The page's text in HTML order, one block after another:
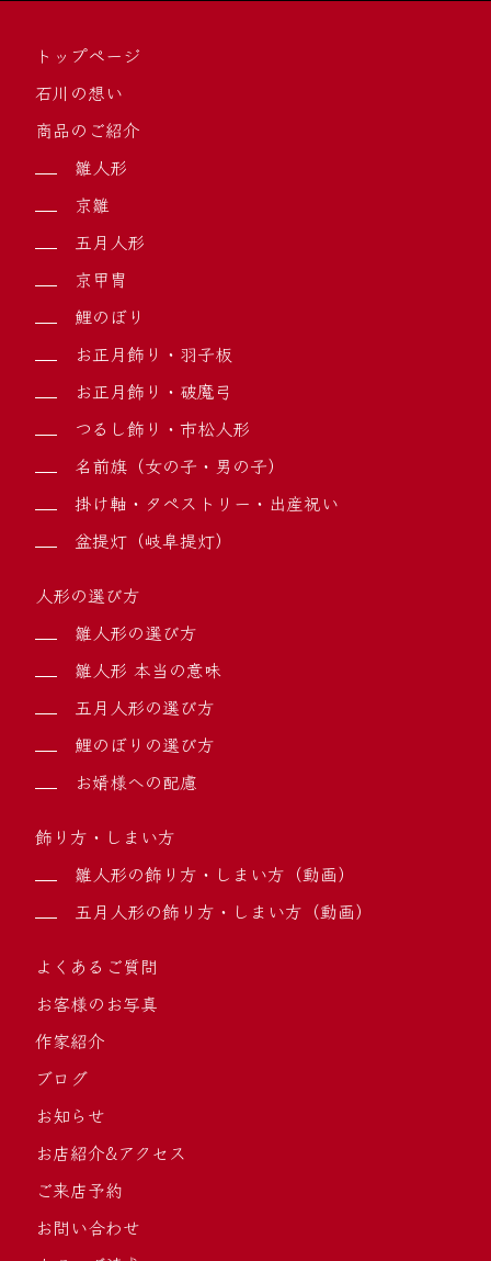
トップページ
石川の想い
商品のご紹介
雛人形
京雛
五月人形
京甲冑
鯉のぼり
お正月飾り・羽子板
お正月飾り・破魔弓
つるし飾り・市松人形
名前旗（女の子・男の子）
掛け軸・タペストリー・出産祝い
盆提灯（岐阜提灯）
人形の選び方
雛人形の選び方
雛人形 本当の意味
五月人形の選び方
鯉のぼりの選び方
お婿様への配慮
飾り方・しまい方
雛人形の飾り方・しまい方（動画）
五月人形の飾り方・しまい方（動画）
よくあるご質問
お客様のお写真
作家紹介
ブログ
お知らせ
お店紹介&アクセス
ご来店予約
お問い合わせ